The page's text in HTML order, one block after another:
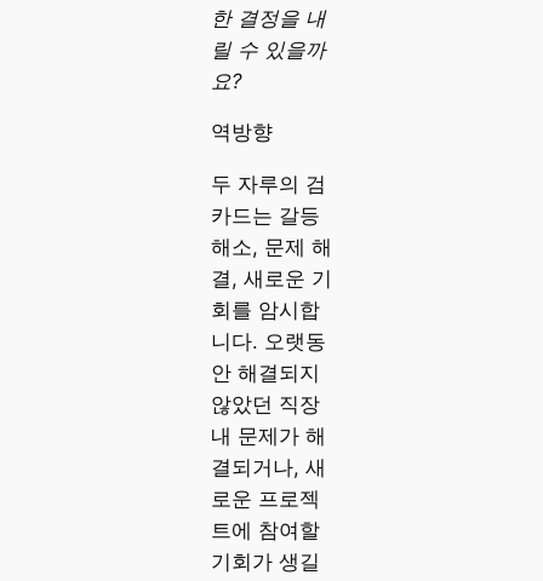
한 결정을 내
릴 수 있을까
요?
역방향
두 자루의 검
카드는 갈등
해소, 문제 해
결, 새로운 기
회를 암시합
니다. 오랫동
안 해결되지
않았던 직장
내 문제가 해
결되거나, 새
로운 프로젝
트에 참여할
기회가 생길